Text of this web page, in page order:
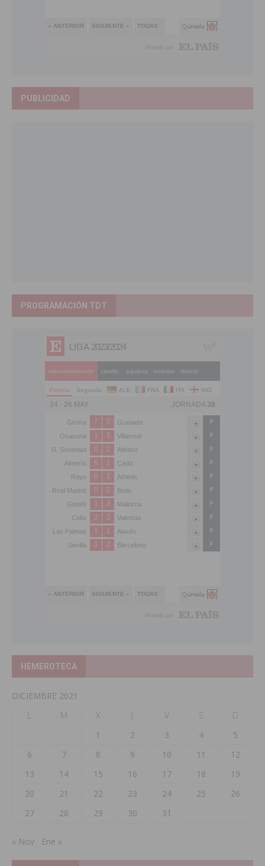
PUBLICIDAD
PROGRAMACIÓN TDT
HEMEROTECA
DICIEMBRE 2021
L
M X J V S
D
1
2 3 4
5
6
7 8 9 10 11
12
13
14 15 16 17 18
19
20
21 22 23 24 25
26
27
28 29 30 31
« Nov Ene »